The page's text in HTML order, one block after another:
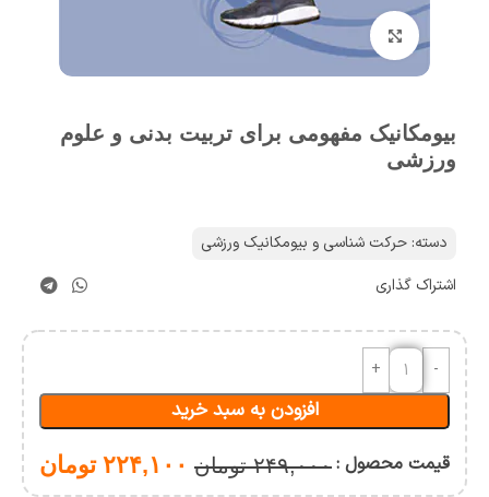
برای بزرگنمایی کلیک کنید
بیومکانیک مفهومی برای تربیت بدنی و علوم
ورزشی
دسته: حرکت شناسی و بیومکانیک ورزشی
اشتراک گذاری
افزودن به سبد خرید
قیمت محصول :۲۴۹,۰۰۰ تومان ۲۲۴,۱۰۰ تومان